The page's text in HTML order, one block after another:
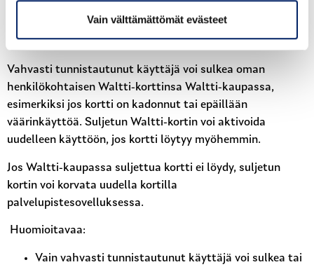
Vain välttämättömät evästeet
Waltti-kortin sulkeminen ja
aktivointi Waltti-kaupassa
Vahvasti tunnistautunut käyttäjä voi sulkea oman
henkilökohtaisen Waltti-korttinsa Waltti-kaupassa,
esimerkiksi jos kortti on kadonnut tai epäillään
väärinkäyttöä. Suljetun Waltti-kortin voi aktivoida
uudelleen käyttöön, jos kortti löytyy myöhemmin.
Jos Waltti-kaupassa suljettua kortti ei löydy, suljetun
kortin voi korvata uudella kortilla
palvelupistesovelluksessa.
Huomioitavaa:
Vain vahvasti tunnistautunut käyttäjä voi sulkea tai